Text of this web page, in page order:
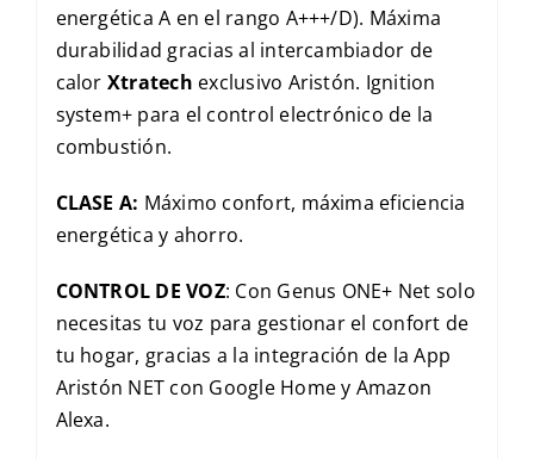
energética A en el rango A+++/D). Máxima
durabilidad gracias al intercambiador de
calor Xtratech exclusivo Aristón. Ignition
system+ para el control electrónico de la
combustión.
CLASE A: Máximo confort, máxima eficiencia
energética y ahorro.
CONTROL DE VOZ: Con Genus ONE+ Net solo
necesitas tu voz para gestionar el confort de
tu hogar, gracias a la integración de la App
Aristón NET con Google Home y Amazon
Alexa.